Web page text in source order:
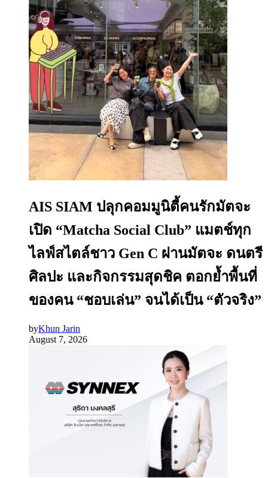
AIS SIAM ปลุกคอมมูนิตี้คนรักมัตจะ
เปิด “Matcha Social Club” แมตช์ทุก
ไลฟ์สไตล์ชาว Gen C ผ่านมัตจะ ดนตรี
ศิลปะ และกิจกรรมสุดชิค ตอกย้ำพื้นที่
ของคน “ชอบเล่น” จนได้เป็น “ตัวจริง”
byKhun Jarin
August 7, 2026